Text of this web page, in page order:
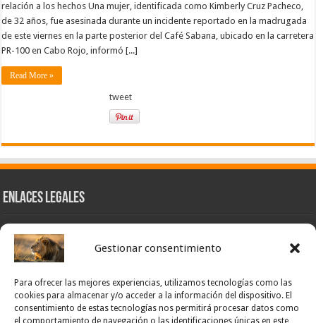
Gestionar consentimiento
Para ofrecer las mejores experiencias, utilizamos tecnologías como las
cookies para almacenar y/o acceder a la información del dispositivo. El
consentimiento de estas tecnologías nos permitirá procesar datos como
el comportamiento de navegación o las identificaciones únicas en este
relación a los hechos Una mujer, identificada como Kimberly Cruz Pacheco,
de 32 años, fue asesinada durante un incidente reportado en la madrugada
de este viernes en la parte posterior del Café Sabana, ubicado en la carretera
PR-100 en Cabo Rojo, informó [...]
Read More »
tweet
Enlaces Legales
Nuestra Esencia
Pulso Global
POLÍTICA DE PRIVACIDAD – NOTICIAS PONCE OFICIAL
TÉRMINOS Y CONDICIONES – NOTICIAS PONCE OFICIAL